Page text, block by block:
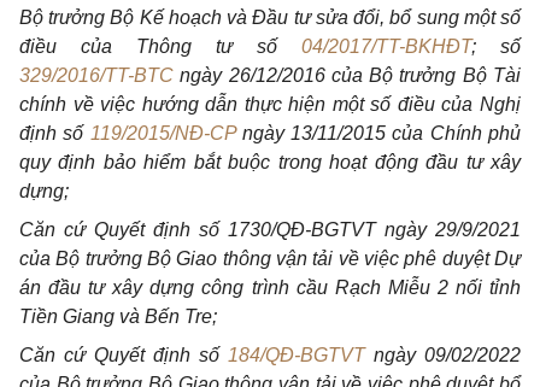
Bộ trưởng Bộ Kế hoạch và Đầu tư sửa đổi, bổ sung một số
điều của Thông tư số 04/2017/TT-BKHĐT; số
329/2016/TT-BTC ngày 26/12/2016 của Bộ trưởng Bộ Tài
chính về việc hướng dẫn thực hiện một số điều của Nghị
định số 119/2015/NĐ-CPngày 13/11/2015 của Chính phủ
quy định bảo hiểm bắt buộc trong hoạt động đầu tư xây
dựng;
Căn cứ Quyết định số 1730/QĐ-BGTVT ngày 29/9/2021
của Bộ trưởng Bộ Giao thông vận tải về việc phê duyệt Dự
án đầu tư xây dựng công trình cầu Rạch Miễu 2 nối tỉnh
Tiền Giang và Bến Tre;
Căn cứ Quyết định số 184/QĐ-BGTVTngày 09/02/2022